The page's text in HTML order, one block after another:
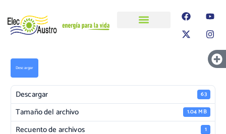
Descargar
Descargar 63
Tamaño del archivo 1.04 MB
Recuento de archivos 1